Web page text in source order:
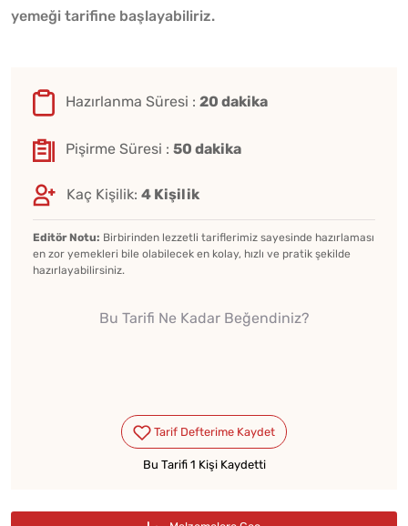
yemeği tarifine başlayabiliriz.
Hazırlanma Süresi : 20 dakika
Pişirme Süresi : 50 dakika
Kaç Kişilik: 4 Kişilik
Editör Notu: Birbirinden lezzetli tariflerimiz sayesinde hazırlaması
en zor yemekleri bile olabilecek en kolay, hızlı ve pratik şekilde
hazırlayabilirsiniz.
Bu Tarifi Ne Kadar Beğendiniz?
Bu Tarifi 1 Kişi Kaydetti